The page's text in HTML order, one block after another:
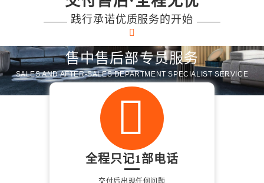
践行承诺优质服务的开始
售中售后部专员服务
SALES AND AFTER-SALES DEPARTMENT SPECIALIST SERVICE
全程只记1部电话